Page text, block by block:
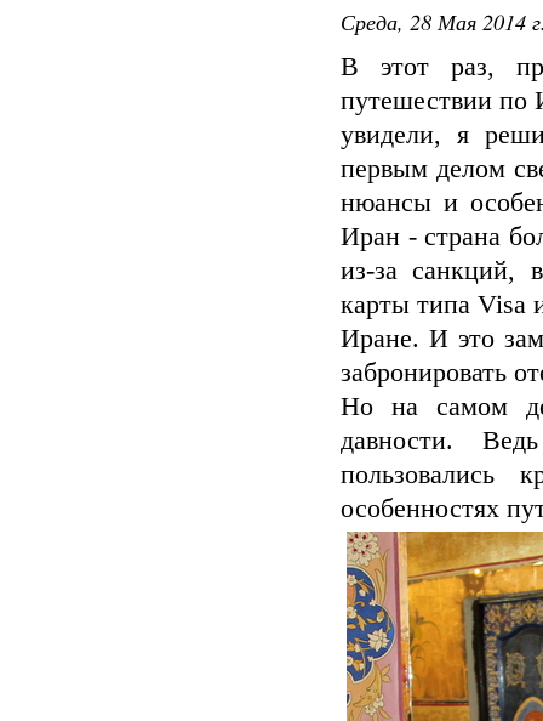
Среда, 28 Мая 2014
В этот раз,
путешествии по
увидели, я
первым делом
нюансы и
Иран - страна
из-за санкций,
карты типа Visa
Иране. И это
забронировать
Но на самом
давности.
особенностях